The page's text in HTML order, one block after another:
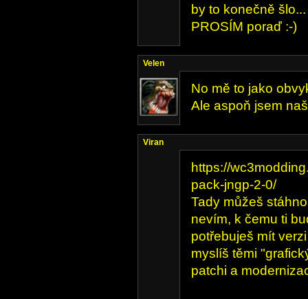
by to konečně šlo...
PROSÍM poraď :-)
Velen
No mě to jako
Ale aspoň jsem
Viran
https://
pack-jngp-2-0/
Tady můžeš
nevím, k čemu ti
potřebuješ mít
myslíš těmi
patchi a